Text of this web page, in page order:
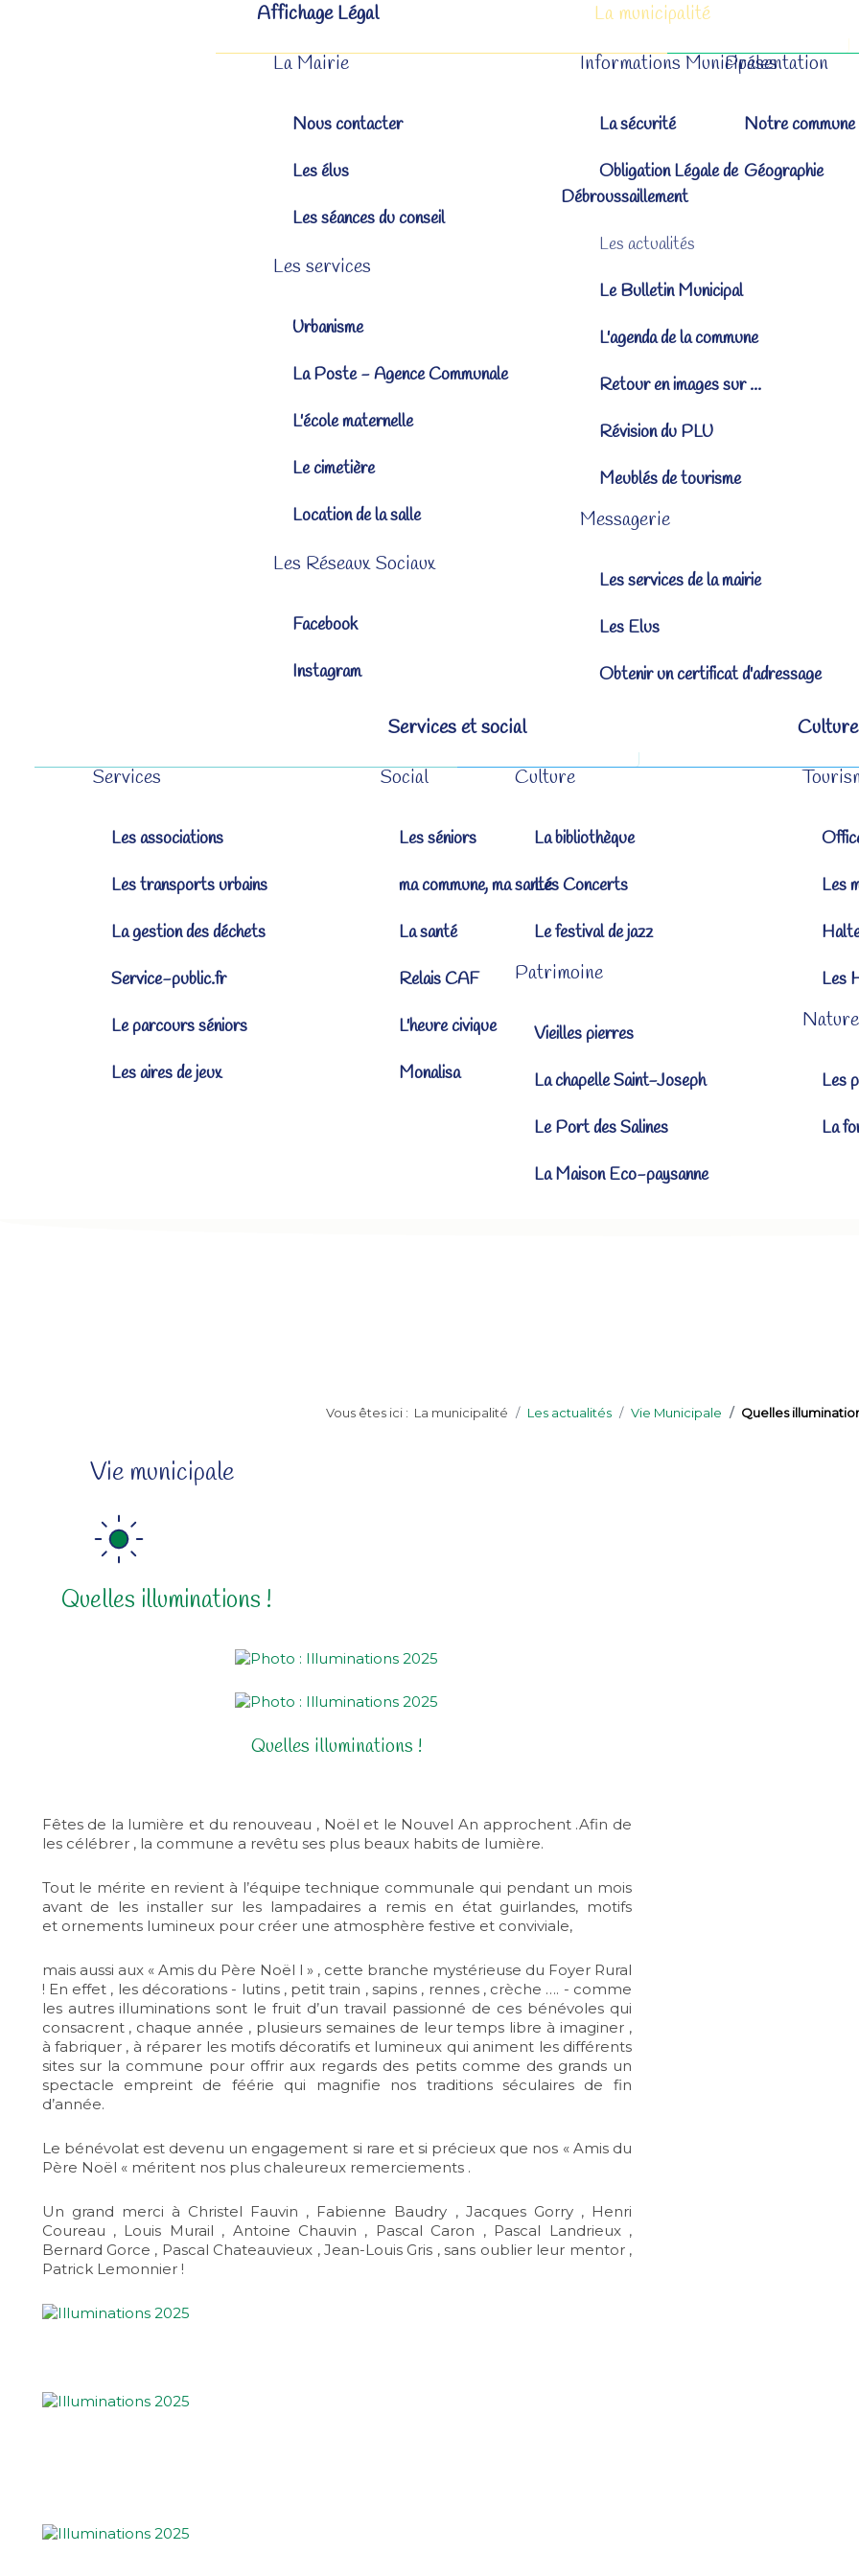
Affichage Légal
La municipalité
La Mairie
Nous contacter
Les élus
Les séances du conseil
Les services
Urbanisme
La Poste - Agence Communale
L'école maternelle
Le cimetière
Location de la salle
Les Réseaux Sociaux
Facebook
Instagram
Informations Municipales
La sécurité
Obligation Légale de
Débroussaillement
Les actualités
Le Bulletin Municipal
L'agenda de la commune
Retour en images sur ...
Révision du PLU
Meublés de tourisme
Messagerie
Les services de la mairie
Les Elus
Obtenir un certificat d'adressage
Présentation
Notre commune
Géographie
Services et social
Services
Les associations
Les transports urbains
La gestion des déchets
Service-public.fr
Le parcours séniors
Les aires de jeux
Social
Les séniors
ma commune, ma santé
La santé
Relais CAF
L'heure civique
Monalisa
Culture
La bibliothèque
Les Concerts
Le festival de jazz
Patrimoine
Vieilles pierres
La chapelle Saint-Joseph
Le Port des Salines
La Maison Eco-paysanne
Les
Les
Nature
Les
La
Vous êtes ici : La municipalité Les actualités Vie Municipale Quelles
Vie municipale
Quelles illuminations !
Quelles illuminations !
Fêtes de la lumière et du renouveau , Noël et le Nouvel An approchent .Afin de
les célébrer , la commune a revêtu ses plus beaux habits de lumière.
Tout le mérite en revient à l’équipe technique communale qui pendant un mois
avant de les installer sur les lampadaires a remis en état guirlandes, motifs
et ornements lumineux pour créer une atmosphère festive et conviviale,
mais aussi aux « Amis du Père Noël l » , cette branche mystérieuse du Foyer Rural
! En effet , les décorations - lutins , petit train , sapins , rennes , crèche …. - comme
les autres illuminations sont le fruit d’un travail passionné de ces bénévoles qui
consacrent , chaque année , plusieurs semaines de leur temps libre à imaginer ,
à fabriquer , à réparer les motifs décoratifs et lumineux qui animent les différents
sites sur la commune pour offrir aux regards des petits comme des grands un
spectacle empreint de féérie qui magnifie nos traditions séculaires de fin
d’année.
Le bénévolat est devenu un engagement si rare et si précieux que nos « Amis du
Père Noël « méritent nos plus chaleureux remerciements .
Un grand merci à Christel Fauvin , Fabienne Baudry , Jacques Gorry , Henri
Coureau , Louis Murail , Antoine Chauvin , Pascal Caron , Pascal Landrieux ,
Bernard Gorce , Pascal Chateauvieux , Jean-Louis Gris , sans oublier leur mentor ,
Patrick Lemonnier !